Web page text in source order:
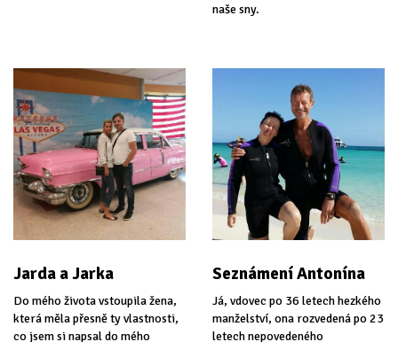
naše sny.
Jarda a Jarka
Do mého života vstoupila žena,
která měla přesně ty vlastnosti,
co jsem si napsal do mého
Seznámení Antonína
Já, vdovec po 36 letech hezkého
manželství, ona rozvedená po 23
letech nepovedeného